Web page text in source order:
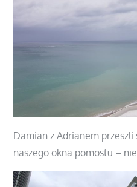
Damian z Adrianem
naszego okna pomostu –